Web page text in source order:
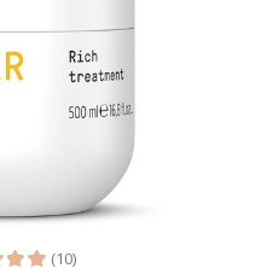
(10)